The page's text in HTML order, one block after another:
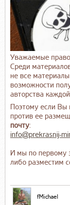
Уважаемые
Среди
не все
возможности
авторства
Поэтому если Вы
против ее
почту:
info@prekrasnij-
И мы по первому
либо разместим
fMichael